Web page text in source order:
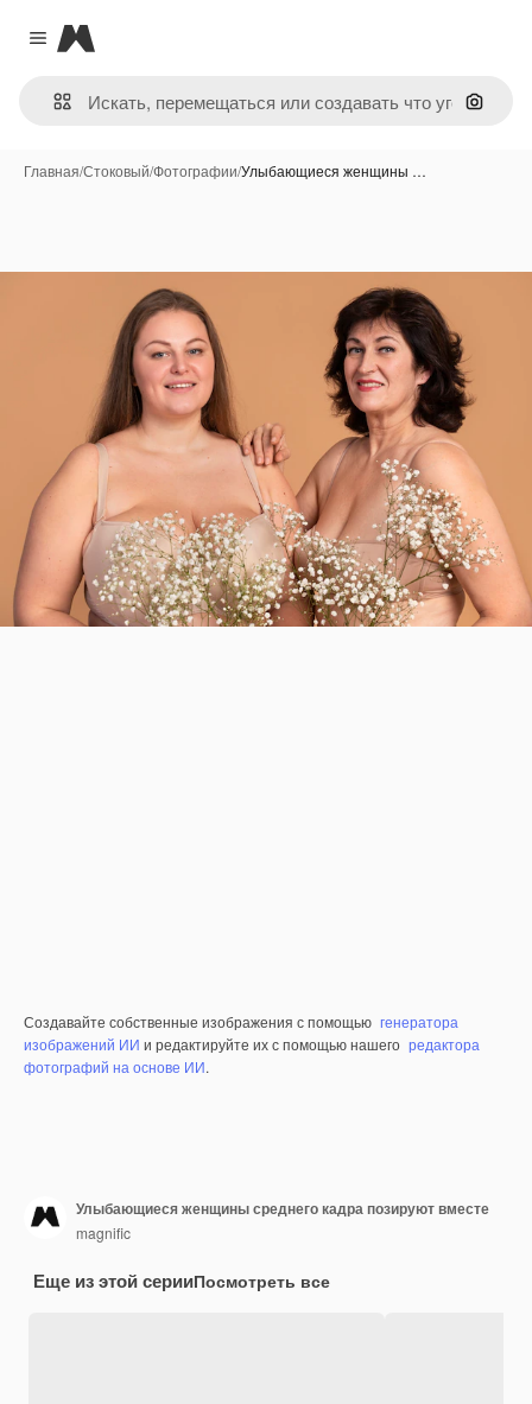
Close menu
Magnific
Поиск
Главная/Стоковый/Фотографии/Улыбающиеся женщины …
Создавайте собственные изображения с помощью генератора
изображений ИИ и редактируйте их с помощью нашего редактора
фотографий на основе ИИ.
Улыбающиеся женщины среднего кадра позируют вместе
magnific
Еще из этой серииПосмотреть все